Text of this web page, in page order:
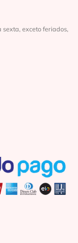
sexta, exceto feriados,